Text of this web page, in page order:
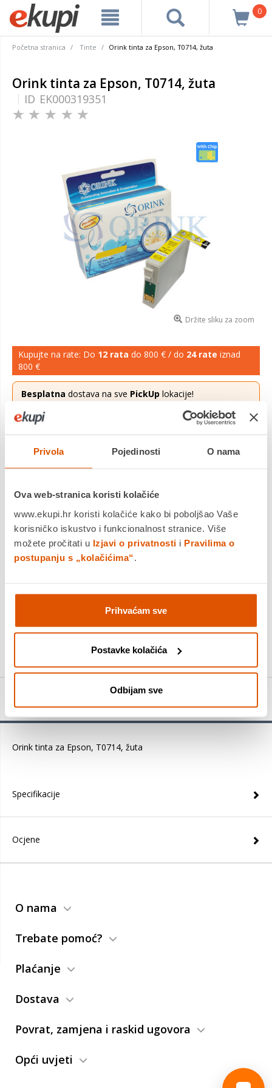
Privola Pojedinosti O nama
Ova web-stranica koristi kolačiće
www.ekupi.hr koristi kolačiće kako bi poboljšao Vaše
korisničko iskustvo i funkcionalnost stranice. Više
možete pročitati u Izjavi o privatnosti i Pravilima o
postupanju s „kolačićima“
Prihvaćam sve
Postavke kolačića
Odbijam sve
0
Početna stranica Tinte Orink tinta za Epson, T0714, žuta
Orink tinta za Epson, T0714, žuta
ID EK000319351
Držite sliku za zoom
Kupujte na rate: Do 12 rata do 800 € / do 24 rate iznad
800 €
Besplatna dostava na sve PickUp lokacije!
Više saznaj
Dostavljamo već od
11.08.2026
Platite gotovinom pri preuzimanju, Internet bankarstvom, karticama
jednokratno i na rate
Povrat robe moguć unutar 14 dana
DODAJTE U KOŠARICU
KUPITE ODMAH
Orink tinta za Epson, T0714, žuta
Specifikacije
Ocjene
O nama
Trebate pomoć?
Plaćanje
Dostava
Povrat, zamjena i raskid ugovora
Opći uvjeti